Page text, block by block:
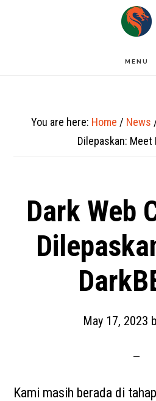
MENU
You are here: Home / News
Dilepaskan: Meet
Dark Web
May 17, 2023
Kami masih berada di